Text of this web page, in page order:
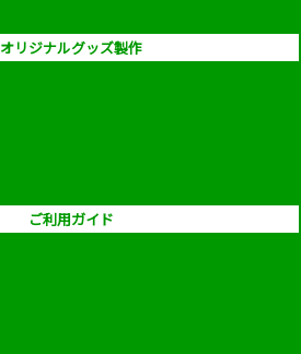
オリジナルグッズ製作
ご利用ガイド